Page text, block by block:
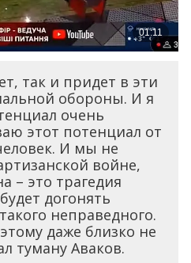
так и придет в эти
обороны. И я
очень
этот потенциал от
И мы не
войне,
– это трагедия
догонять
неправедного.
даже близко не
туману Аваков.